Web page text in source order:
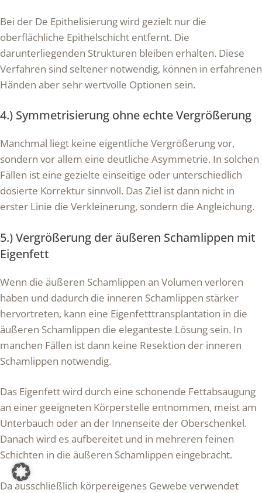
Bei der De Epithelisierung wird gezielt nur die
oberflächliche Epithelschicht entfernt. Die
darunterliegenden Strukturen bleiben erhalten. Diese
Verfahren sind seltener notwendig, können in erfahrenen
Händen aber sehr wertvolle Optionen sein.
4.) Symmetrisierung ohne echte Vergrößerung
Manchmal liegt keine eigentliche Vergrößerung vor,
sondern vor allem eine deutliche Asymmetrie. In solchen
Fällen ist eine gezielte einseitige oder unterschiedlich
dosierte Korrektur sinnvoll. Das Ziel ist dann nicht in
erster Linie die Verkleinerung, sondern die Angleichung.
5.) Vergrößerung der äußeren Schamlippen mit
Eigenfett
Wenn die äußeren Schamlippen an Volumen verloren
haben und dadurch die inneren Schamlippen stärker
hervortreten, kann eine Eigenfetttransplantation in die
äußeren Schamlippen die eleganteste Lösung sein. In
manchen Fällen ist dann keine Resektion der inneren
Schamlippen notwendig.
Das Eigenfett wird durch eine schonende Fettabsaugung
an einer geeigneten Körperstelle entnommen, meist am
Unterbauch oder an der Innenseite der Oberschenkel.
Danach wird es aufbereitet und in mehreren feinen
Schichten in die äußeren Schamlippen eingebracht.
Da ausschließlich körpereigenes Gewebe verwendet